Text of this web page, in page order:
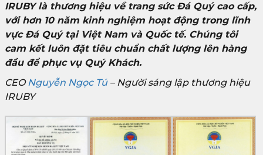
IRUBY là thương hiệu về trang sức Đá Quý cao cấp,
với hơn 10 năm kinh nghiệm hoạt động trong lĩnh
vực Đá Quý tại Việt Nam và Quốc tế. Chúng tôi
cam kết luôn đặt tiêu chuẩn chất lượng lên hàng
đầu để phục vụ Quý Khách.
CEONguyễn Ngọc Tú– Người sáng lập thương hiệu
IRUBY